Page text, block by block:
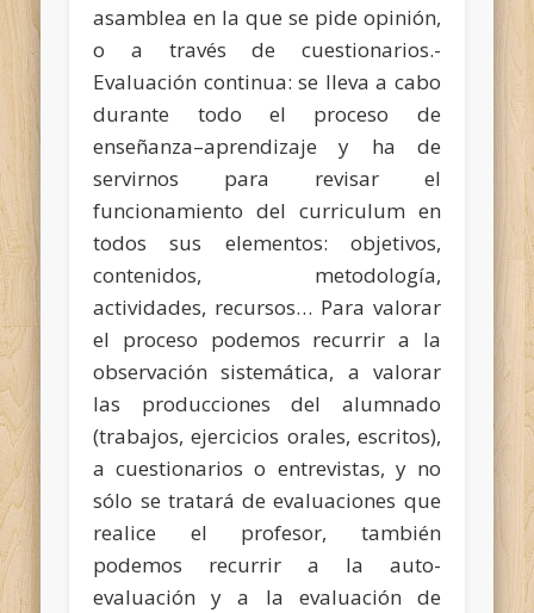
asamblea en la que se pide opinión,
o a través de cuestionarios.-
Evaluación continua: se lleva a cabo
durante todo el proceso de
enseñanza–aprendizaje y ha de
servirnos para revisar el
funcionamiento del curriculum en
todos sus elementos: objetivos,
contenidos, metodología,
actividades, recursos… Para valorar
el proceso podemos recurrir a la
observación sistemática, a valorar
las producciones del alumnado
(trabajos, ejercicios orales, escritos),
a cuestionarios o entrevistas, y no
sólo se tratará de evaluaciones que
realice el profesor, también
podemos recurrir a la auto-
evaluación y a la evaluación de